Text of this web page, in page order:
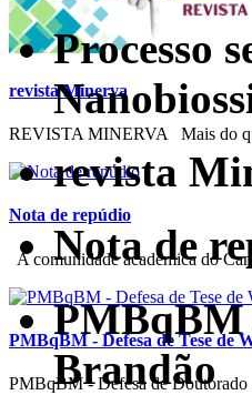
revista Minerva
REVISTA MINERVA Mais do
Nota de repúdio
A comunidade acadêmica do
PMBqBM - Defesa de Tese de
PMBqBM - Defesa de
Processo
revista
Nota de
PMBqBM
Brandão